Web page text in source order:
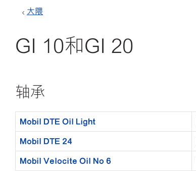
大隈
GI 10和GI 20
轴承
Mobil DTE Oil Light
Mobil DTE 24
Mobil Velocite Oil No 6